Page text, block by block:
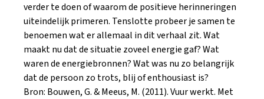
verder te doen of waarom de positieve herinneringen
uiteindelijk primeren. Tenslotte probeer je samen te
benoemen wat er allemaal in dit verhaal zit. Wat
maakt nu dat de situatie zoveel energie gaf? Wat
waren de energiebronnen? Wat was nu zo belangrijk
dat de persoon zo trots, blij of enthousiast is?
Bron: Bouwen, G. & Meeus, M. (2011). Vuur werkt. Met